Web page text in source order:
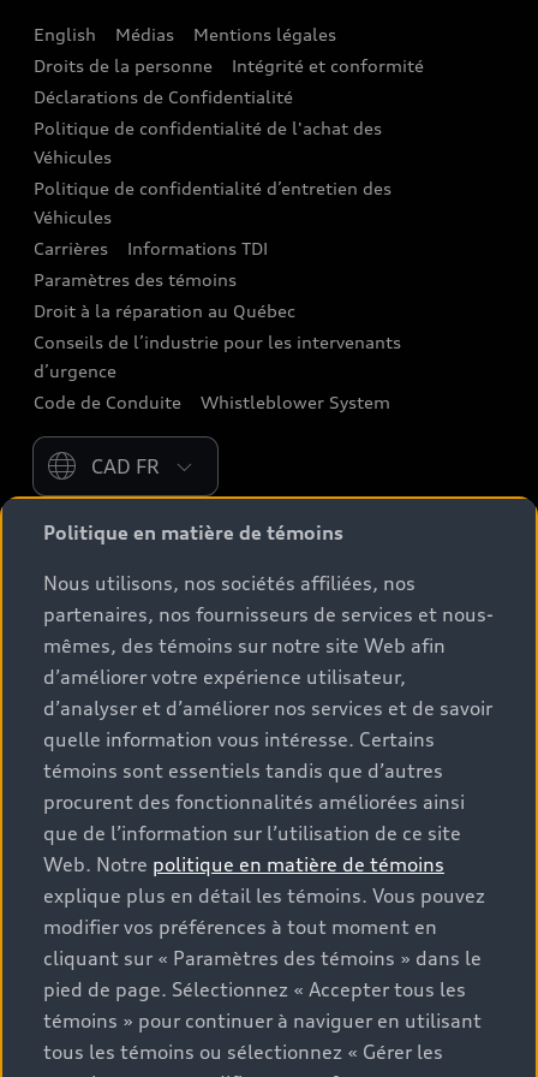
Audi connect
Assistance routière
Audi Care
Centres de carrosserie Audi
Garanties Audi et couverture
English Médias
Mentions légales
Droits de la personne
Intégrité et conformité
Déclarations de Confidentialité
Politique de confidentialité de l'achat des
Véhicules
Politique de confidentialité d’entretien des
Véhicules
Carrières
Informations TDI
Paramètres des témoins
Droit à la réparation au Québec
Conseils de l’industrie pour les intervenants
d’urgence
Code de Conduite
Whistleblower System
Please select country
* Les prix indiqués sur les pages contenant des
page du modèle ainsi que la page Configuration et prix,
proviennent du site d’entreprise audi.ca et
correspondent donc aux PDSF (prix de détail suggéré
par le fabricant). De plus, ils i) sont à titre informatif
seulement et ii) excluent les taxes applicables
(climatiseur et pneus), permis de conduire, assurances,
immatriculation, options et frais d’administration des
concessionnaires. Les conditions et prix de vente réels
sont fixés par les concessionnaires. Les prix indiqués sur
les pages de recherche de stocks de véhicules neufs et
d’occasion sont des prix de vente, tels que fixés par les
concessionnaires, et incluent les frais applicables tels
que les frais de transport et d’inspection de
prélivraison, les taxes environnementales (pour les
véhicules neufs) et les frais d’administration des
concessionnaires, mais n’incluent pas les taxes de
vente. Veuillez noter que les prix indiqués sur la page «
Politique en matière de témoins
Nous utilisons, nos sociétés affiliées, nos
partenaires, nos fournisseurs de services et nous-
mêmes, des témoins sur notre site Web afin
d’améliorer votre expérience utilisateur,
d’analyser et d’améliorer nos services et de savoir
quelle information vous intéresse. Certains
témoins sont essentiels tandis que d’autres
procurent des fonctionnalités améliorées ainsi
que de l’information sur l’utilisation de ce site
Web. Notre politique en matière de témoins
explique plus en détail les témoins. Vous pouvez
modifier vos préférences à tout moment en
cliquant sur « Paramètres des témoins » dans le
pied de page. Sélectionnez « Accepter tous les
témoins » pour continuer à naviguer en utilisant
tous les témoins ou sélectionnez « Gérer les